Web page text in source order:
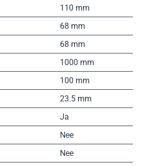
110 mm
68 mm
68 mm
1000 mm
100 mm
23.5 mm
Ja
Nee
Nee